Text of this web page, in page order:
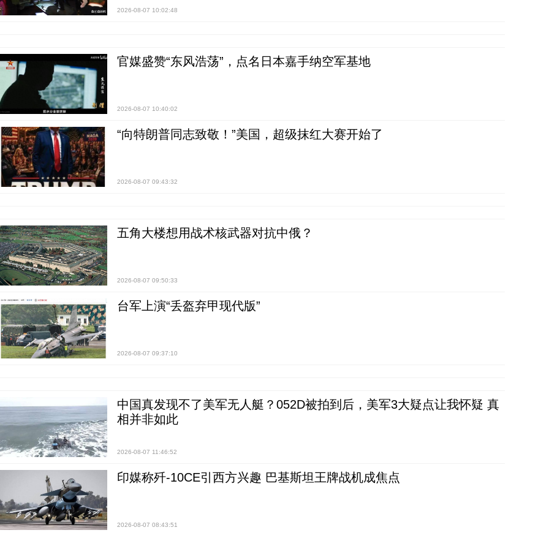
2026-08-07 10:02:48
官媒盛赞“东风浩荡”，点名日本嘉手纳空军基地
2026-08-07 10:40:02
“向特朗普同志致敬！”美国，超级抹红大赛开始了
2026-08-07 09:43:32
五角大楼想用战术核武器对抗中俄？
2026-08-07 09:50:33
台军上演“丢盔弃甲现代版”
2026-08-07 09:37:10
中国真发现不了美军无人艇？052D被拍到后，美军3大疑点让我怀疑 真
相并非如此
2026-08-07 11:46:52
印媒称歼-10CE引西方兴趣 巴基斯坦王牌战机成焦点
2026-08-07 08:43:51